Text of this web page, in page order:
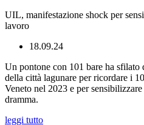
UIL, manifestazione shock per
lavoro
18.09.24
Un pontone con 101 bare ha sfilato
della città lagunare per ricordare i
Veneto nel 2023 e per
dramma.
leggi tutto